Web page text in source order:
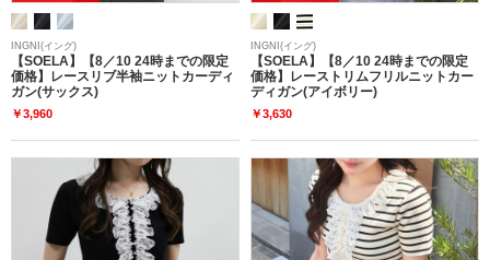
INGNI(イング)
【SOELA】【8／10 24時までの限定
価格】レースリブ半袖ニットカーディ
ガン(サックス)
￥3,960
INGNI(イング)
【SOELA】【8／10 24時までの限定
価格】レーストリムフリルニットカー
ディガン(アイボリー)
￥3,630